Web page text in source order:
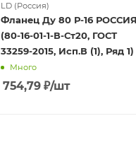
LD (Россия)
Фланец Ду 80 Р-16 РОССИЯ
(80-16-01-1-В-Ст20, ГОСТ
33259-2015, Исп.В (1), Ряд 1)
Много
754,79 ₽/шт